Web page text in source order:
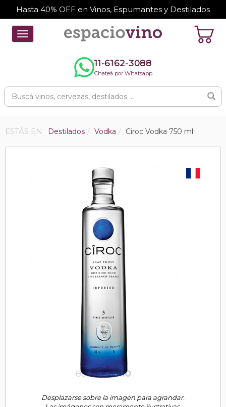
Hasta 40% OFF en Vinos, Espumantes y Destilados
Toggle
navigation
11-6162-3088
Chateá por Whatsapp
ESTÁS EN: Destilados Vodka Ciroc Vodka 750 ml
Desplazarse sobre la imagen para agrandar.